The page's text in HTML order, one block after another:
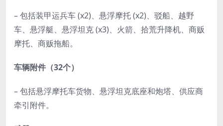
– 包括装甲运兵车 (x2)、悬浮摩托 (x2)、驳船、越野
车、悬浮艇、悬浮坦克 (x3)、火箭、拾荒升降机、商贩
摩托、商贩拖船。
车辆附件（32个）
– 包括悬浮摩托车货物、悬浮坦克底座和炮塔、供应商
牵引附件。